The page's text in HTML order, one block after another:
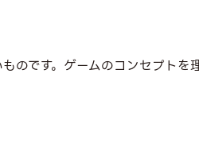
のです。ゲームのコンセプトを